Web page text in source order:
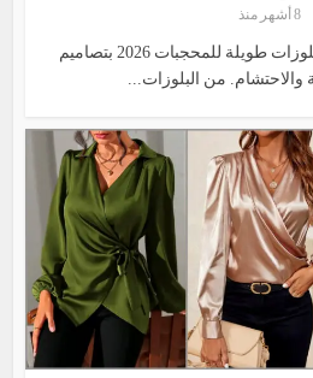
8 أشهر منذ
اكتشفي أحدث موديلات بلوزات طويلة للمحجبات 2026 بتصاميم
والاحتشام. من البلوزات...